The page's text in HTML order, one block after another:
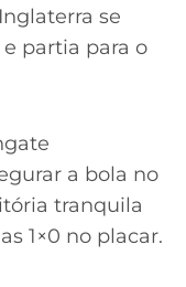
se
partia para o
a bola no
tranquila
1×0 no placar.